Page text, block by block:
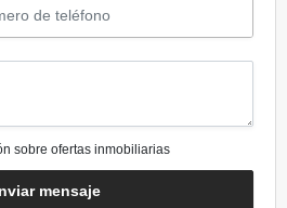
sobre ofertas inmobiliarias
mensaje